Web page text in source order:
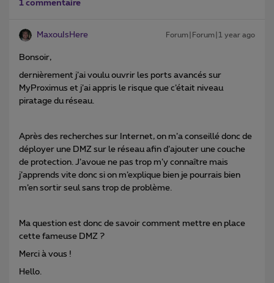
1 commentaire
MaxouIsHere Forum|Forum|1 year ago
Bonsoir,
dernièrement j’ai voulu ouvrir les ports avancés sur
MyProximus et j’ai appris le risque que c’était niveau
piratage du réseau.
Après des recherches sur Internet, on m’a conseillé donc de
déployer une DMZ sur le réseau afin d’ajouter une couche
de protection. J’avoue ne pas trop m’y connaître mais
j’apprends vite donc si on m’explique bien je pourrais bien
m’en sortir seul sans trop de problème.
Ma question est donc de savoir comment mettre en place
cette fameuse DMZ ?
Merci à vous !
Hello.